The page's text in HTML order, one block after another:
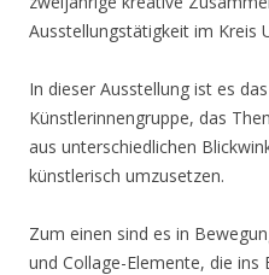
Ausstellungstätigkeit im Kreis
In dieser Ausstellung ist es
Künstlerinnengruppe, das
aus unterschiedlichen
künstlerisch umzusetzen.
Zum einen sind es in
und Collage-Elemente, die